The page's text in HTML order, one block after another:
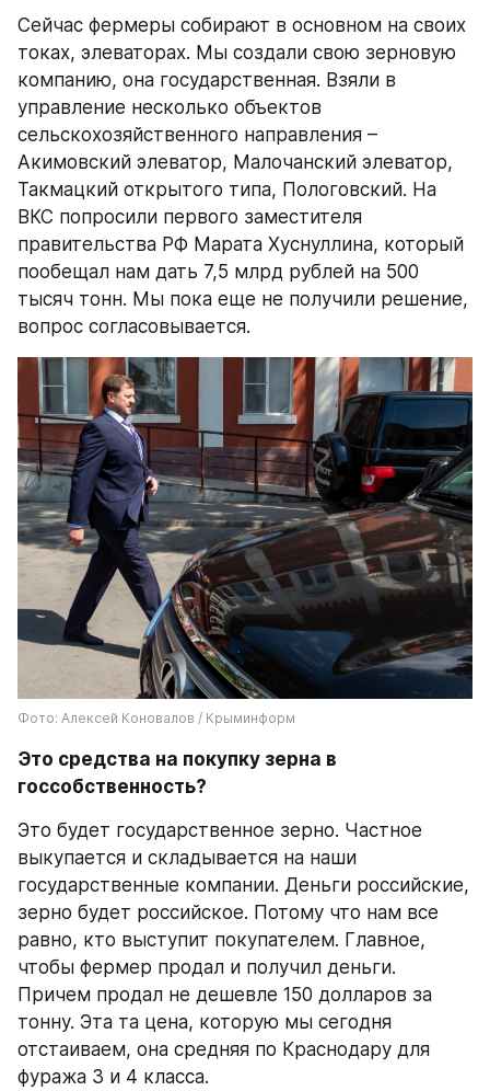
Сейчас фермеры собирают в основном на своих
токах, элеваторах. Мы создали свою зерновую
компанию, она государственная. Взяли в
управление несколько объектов
сельскохозяйственного направления –
Акимовский элеватор, Малочанский элеватор,
Такмацкий открытого типа, Пологовский. На
ВКС попросили первого заместителя
правительства РФ Марата Хуснуллина, который
пообещал нам дать 7,5 млрд рублей на 500
тысяч тонн. Мы пока еще не получили решение,
вопрос согласовывается.
Фото: Алексей Коновалов / Крыминформ
Это средства на покупку зерна в
госсобственность?
Это будет государственное зерно. Частное
выкупается и складывается на наши
государственные компании. Деньги российские,
зерно будет российское. Потому что нам все
равно, кто выступит покупателем. Главное,
чтобы фермер продал и получил деньги.
Причем продал не дешевле 150 долларов за
тонну. Эта та цена, которую мы сегодня
отстаиваем, она средняя по Краснодару для
фуража 3 и 4 класса.